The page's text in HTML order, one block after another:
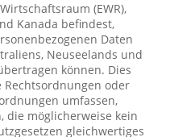
(EWR),
Kanada befindest,
Daten
Neuseelands und
können. Dies
oder
umfassen,
die möglicherweise kein
gleichwertiges